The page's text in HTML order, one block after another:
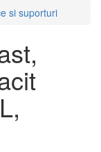
si suporturi